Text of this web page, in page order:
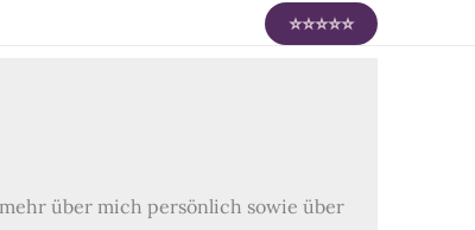
⭐️⭐️⭐️⭐️⭐️
über mich persönlich sowie über